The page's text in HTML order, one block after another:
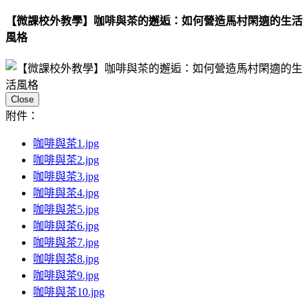
【微課校外教學】咖啡與茶的邂逅：如何營造馬村閑適的生活
風格
Close
附件：
咖啡與茶1.jpg
咖啡與茶2.jpg
咖啡與茶3.jpg
咖啡與茶4.jpg
咖啡與茶5.jpg
咖啡與茶6.jpg
咖啡與茶7.jpg
咖啡與茶8.jpg
咖啡與茶9.jpg
咖啡與茶10.jpg